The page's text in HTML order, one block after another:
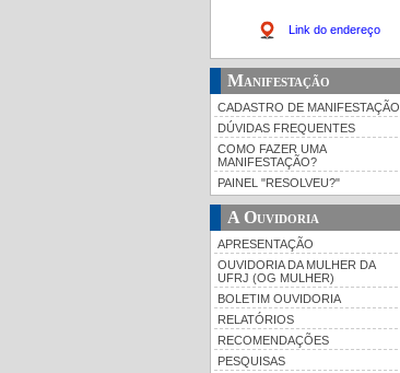
Link do endereço
Manifestação
CADASTRO DE MANIFESTAÇÃO
DÚVIDAS FREQUENTES
COMO FAZER UMA
MANIFESTAÇÃO?
PAINEL "RESOLVEU?"
A Ouvidoria
APRESENTAÇÃO
OUVIDORIA DA MULHER DA
UFRJ (OG MULHER)
BOLETIM OUVIDORIA
RELATÓRIOS
RECOMENDAÇÕES
PESQUISAS